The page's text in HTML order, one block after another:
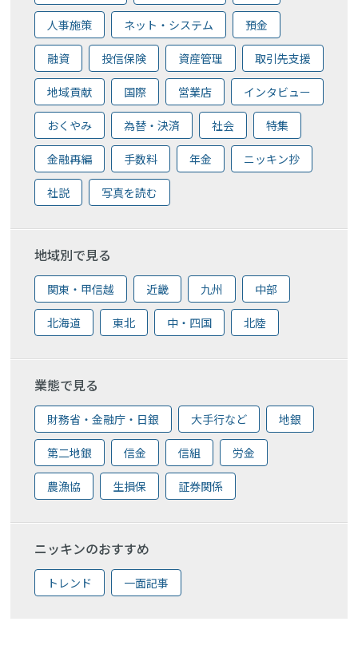
人事施策 ネット・システム 預金
融資 投信保険 資産管理 取引先支援
地域貢献 国際 営業店 インタビュー
おくやみ 為替・決済 社会 特集
金融再編 手数料 年金 ニッキン抄
社説 写真を読む
地域別で見る
関東・甲信越 近畿 九州 中部
北海道 東北 中・四国 北陸
業態で見る
財務省・金融庁・日銀 大手行など 地銀
第二地銀 信金 信組 労金
農漁協 生損保 証券関係
ニッキンのおすすめ
トレンド 一面記事